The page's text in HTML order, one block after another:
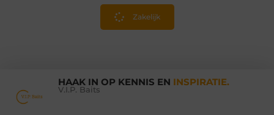
Zakelijk
HAAK IN OP KENNIS EN INSPIRATIE.
V.I.P. Baits